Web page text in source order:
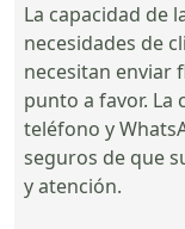
La capacidad de
necesidades de
necesitan enviar
punto a favor. La
teléfono y
seguros de que
y atención.